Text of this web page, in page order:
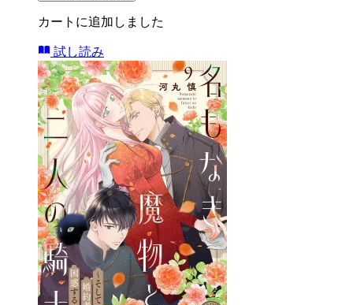
カートに追加しました
試し読み